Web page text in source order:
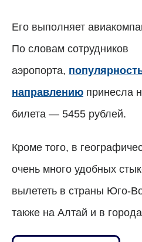
Его выполняет
По словам сотрудников
аэропорта,
направлению принесла
билета — 5455 рублей.
Кроме того, в
очень много удобных
вылететь в страны Юго-
также на Алтай и в